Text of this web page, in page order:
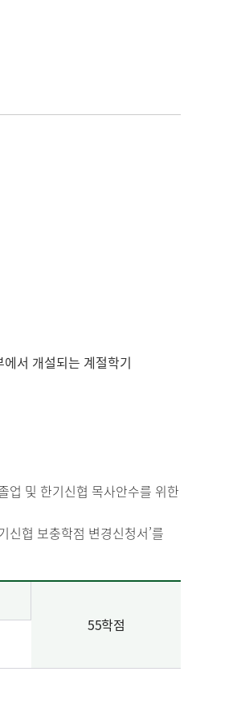
서 개설되는 계절학기
업 및 한기신협 목사안수를 위한
신협 보충학점 변경신청서’를
55학점